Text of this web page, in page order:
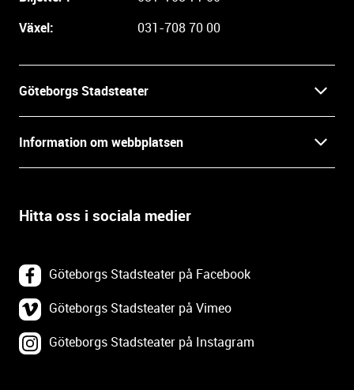
Växel:
031-708 70 00
Göteborgs Stadsteater
Press
Öppettider
Backa Teater
Lediga tjänster
Information om webbplatsen
Villkor och integritet
Om webbplatsen
Tillgänglighetsredogörelse
Webbplatskarta
Hitta oss i sociala medier
Göteborgs Stadsteater på Facebook
Göteborgs Stadsteater på Vimeo
Göteborgs Stadsteater på Instagram